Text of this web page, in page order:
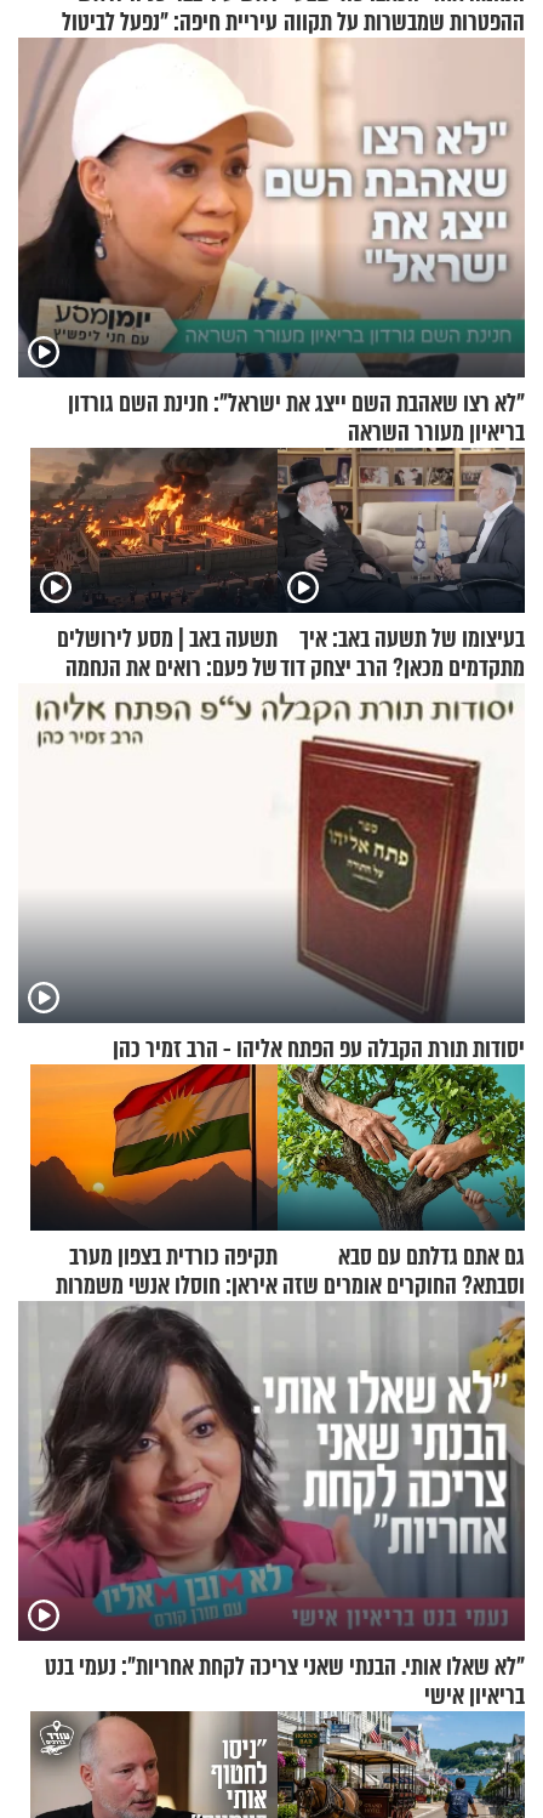
ההפטרות שמבשרות על תקווה עיריית חיפה: ״נפעל לביטול
ברית הערים התאומות״
"לא רצו שאהבת השם ייצג את ישראל": חנינת השם גורדון
בריאיון מעורר השראה
בעיצומו של תשעה באב: איך
מתקדמים מכאן? הרב יצחק דוד
גרוסמן בשיחה מיוחדת
תשעה באב | מסע לירושלים
של פעם: רואים את הנחמה
יסודות תורת הקבלה עפ הפתח אליהו - הרב זמיר כהן
גם אתם גדלתם עם סבא
וסבתא? החוקרים אומרים שזה
מתכון מנצח
תקיפה כורדית בצפון מערב
איראן: חוסלו אנשי משמרות
"לא שאלו אותי. הבנתי שאני צריכה לקחת אחריות": נעמי בנט
בריאיון אישי